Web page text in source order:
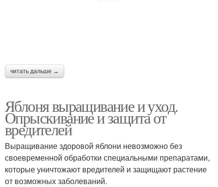
читать дальше →
Яблоня выращивание и уход.
Опрыскивание и защита от
вредителей
Выращивание здоровой яблони невозможно без
своевременной обработки специальными препаратами,
которые уничтожают вредителей и защищают растение
от возможных заболеваний.